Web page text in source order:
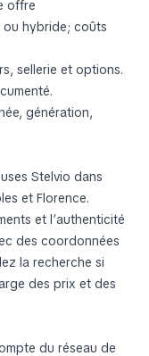
offre
ou hybride; coûts
sellerie et options.
génération,
Stelvio dans
et Florence.
et l’authenticité
des coordonnées
la recherche si
des prix et des
du réseau de